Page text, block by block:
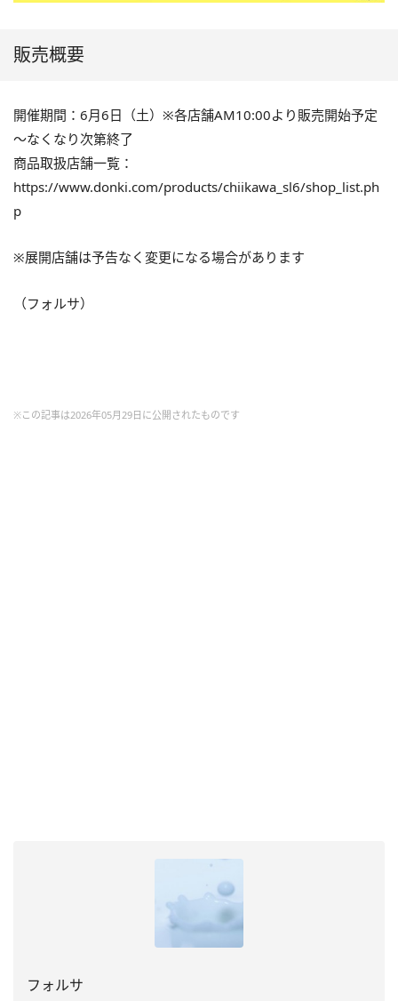
販売概要
開催期間：6月6日（土）※各店舗AM10:00より販売開始予定
～なくなり次第終了
商品取扱店舗一覧：
https://www.donki.com/products/chiikawa_sl6/shop_list.ph
p
※展開店舗は予告なく変更になる場合があります
（フォルサ）
※この記事は2026年05月29日に公開されたものです
フォルサ